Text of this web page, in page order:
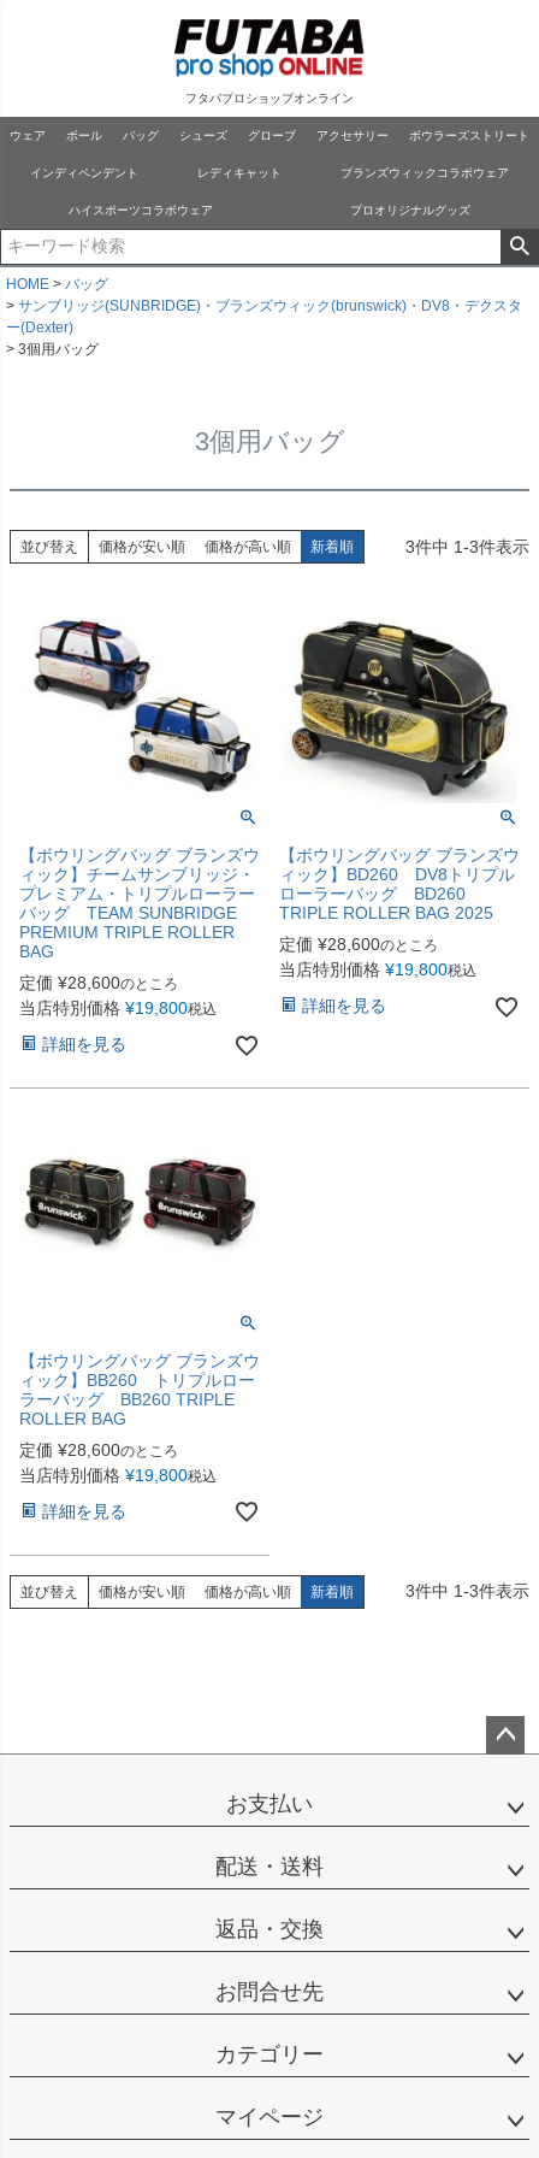
フタバプロショップオンライン
ウェア ボール バッグ シューズ グローブ アクセサリー ボウラーズストリート
インディペンデント レディキャット ブランズウィックコラボウェア
ハイスポーツコラボウェア プロオリジナルグッズ
HOME
バッグ
サンブリッジ(SUNBRIDGE)・ブランズウィック(brunswick)・DV8・デクスタ
ー(Dexter)
3個用バッグ
3個用バッグ
並び替え 価格が安い順 価格が高い順 新着順 3件中 1-3件表示
【ボウリングバッグ ブランズウ
ィック】チームサンブリッジ・
プレミアム・トリプルローラー
バッグ TEAM SUNBRIDGE
PREMIUM TRIPLE ROLLER
BAG
定価 ¥28,600のところ
当店特別価格 ¥19,800税込
詳細を見る
【ボウリングバッグ ブランズウ
ィック】BD260 DV8トリプル
ローラーバッグ BD260
TRIPLE ROLLER BAG 2025
定価 ¥28,600のところ
当店特別価格 ¥19,800税込
詳細を見る
【ボウリングバッグ ブランズウ
ィック】BB260 トリプルロー
ラーバッグ BB260 TRIPLE
ROLLER BAG
定価 ¥28,600のところ
当店特別価格 ¥19,800税込
詳細を見る
並び替え 価格が安い順 価格が高い順 新着順 3件中 1-3件表示
ップ
お支払い
配送・送料
返品・交換
お問合せ先
カテゴリー
マイページ